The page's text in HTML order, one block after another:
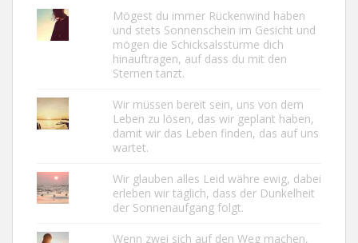
Mögest du immer Rückenwind haben
und stets Sonnenschein im Gesicht und
mögen die Schicksalsstürme dich
hinauftragen, auf dass du mit den
Sternen tanzt.
Wir müssen bereit sein, uns von dem
Leben zu lösen, das wir geplant haben,
damit wir das Leben finden, das auf uns
wartet.
Wir glauben alles Leid währe ewig, dabei
erleben wir täglich, dass der Dunkelheit
der Sonnenaufgang folgt.
Wenn zwei sich auf den Weg machen,